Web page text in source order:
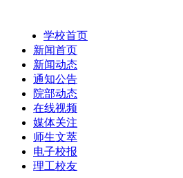
学校首页
新闻首页
新闻动态
通知公告
院部动态
在线视频
媒体关注
师生文萃
电子校报
理工校友